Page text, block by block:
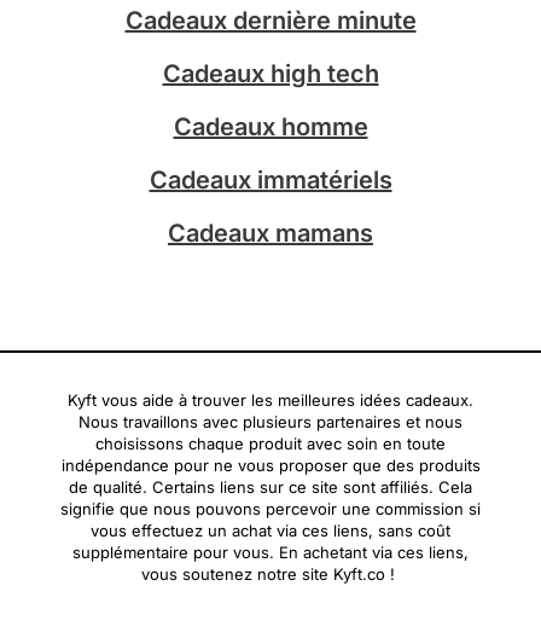
r
a
m
Cadeaux dernière minute
Cadeaux high tech
Cadeaux homme
Cadeaux immatériels
Cadeaux mamans
Kyft vous aide à trouver les meilleures idées cadeaux.
Nous travaillons avec plusieurs partenaires et nous
choisissons chaque produit avec soin en toute
indépendance pour ne vous proposer que des produits
de qualité. Certains liens sur ce site sont affiliés. Cela
signifie que nous pouvons percevoir une commission si
vous effectuez un achat via ces liens, sans coût
supplémentaire pour vous. En achetant via ces liens,
vous soutenez notre site Kyft.co !